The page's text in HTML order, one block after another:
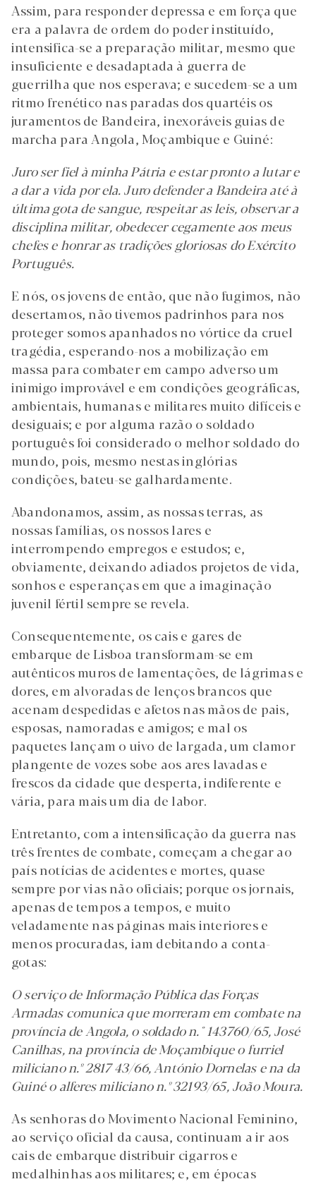
Assim, para responder depressa e em força que
era a palavra de ordem do poder instituído,
intensifica-se a preparação militar, mesmo que
insuficiente e desadaptada à guerra de
guerrilha que nos esperava; e sucedem-se a um
ritmo frenético nas paradas dos quartéis os
juramentos de Bandeira, inexoráveis guias de
marcha para Angola, Moçambique e Guiné:
Juro ser fiel à minha Pátria e estar pronto a lutar e
a dar a vida por ela. Juro defender a Bandeira até à
última gota de sangue, respeitar as leis, observar a
disciplina militar, obedecer cegamente aos meus
chefes e honrar as tradições gloriosas do Exército
Português.
E nós, os jovens de então, que não fugimos, não
desertamos, não tivemos padrinhos para nos
proteger somos apanhados no vórtice da cruel
tragédia, esperando-nos a mobilização em
massa para combater em campo adverso um
inimigo improvável e em condições geográficas,
ambientais, humanas e militares muito difíceis e
desiguais; e por alguma razão o soldado
português foi considerado o melhor soldado do
mundo, pois, mesmo nestas inglórias
condições, bateu-se galhardamente.
Abandonamos, assim, as nossas terras, as
nossas famílias, os nossos lares e
interrompendo empregos e estudos; e,
obviamente, deixando adiados projetos de vida,
sonhos e esperanças em que a imaginação
juvenil fértil sempre se revela.
Consequentemente, os cais e gares de
embarque de Lisboa transformam-se em
autênticos muros de lamentações, de lágrimas e
dores, em alvoradas de lenços brancos que
acenam despedidas e afetos nas mãos de pais,
esposas, namoradas e amigos; e mal os
paquetes lançam o uivo de largada, um clamor
plangente de vozes sobe aos ares lavadas e
frescos da cidade que desperta, indiferente e
vária, para mais um dia de labor.
Entretanto, com a intensificação da guerra nas
três frentes de combate, começam a chegar ao
país notícias de acidentes e mortes, quase
sempre por vias não oficiais; porque os jornais,
apenas de tempos a tempos, e muito
veladamente nas páginas mais interiores e
menos procuradas, iam debitando a conta-
gotas:
O serviço de Informação Pública das Forças
Armadas comunica que morreram em combate na
província de Angola, o soldado n.° 143760/65, José
Canilhas, na província de Moçambique o furriel
miliciano n.º 2817 43/66, António Dornelas e na da
Guiné o alferes miliciano n.º 32193/65, João Moura.
As senhoras do Movimento Nacional Feminino,
ao serviço oficial da causa, continuam a ir aos
cais de embarque distribuir cigarros e
medalhinhas aos militares; e, em épocas